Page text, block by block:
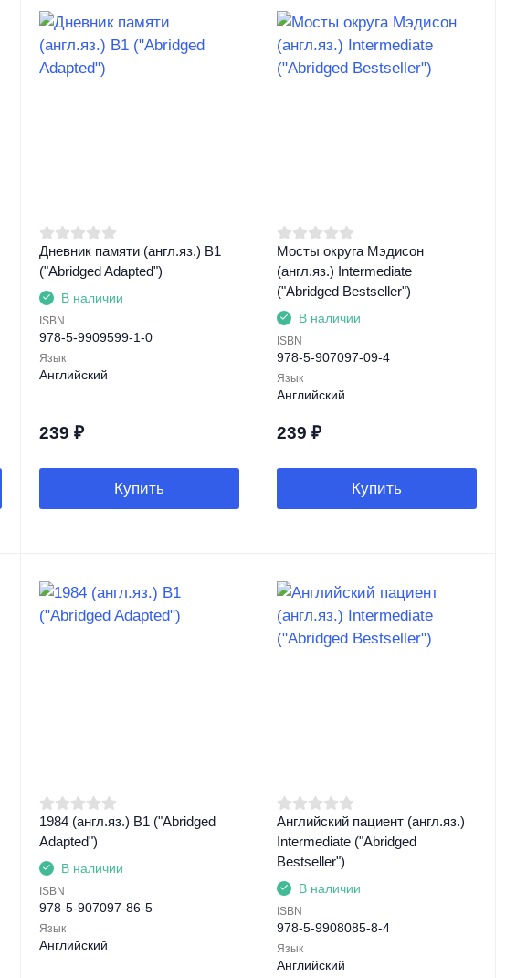
Дневник памяти (англ.яз.) B1
("Abridged Adapted")
В наличии
ISBN
978-5-9909599-1-0
Язык
Английский
239 ₽
Купить
Мосты округа Мэдисон
(англ.яз.) Intermediate
("Abridged Bestseller")
В наличии
ISBN
978-5-907097-09-4
Язык
Английский
239 ₽
Купить
1984 (англ.яз.) B1 ("Abridged
Adapted")
В наличии
ISBN
978-5-907097-86-5
Язык
Английский
Английский пациент (англ.яз.)
Intermediate ("Abridged
Bestseller")
В наличии
ISBN
978-5-9908085-8-4
Язык
Английский